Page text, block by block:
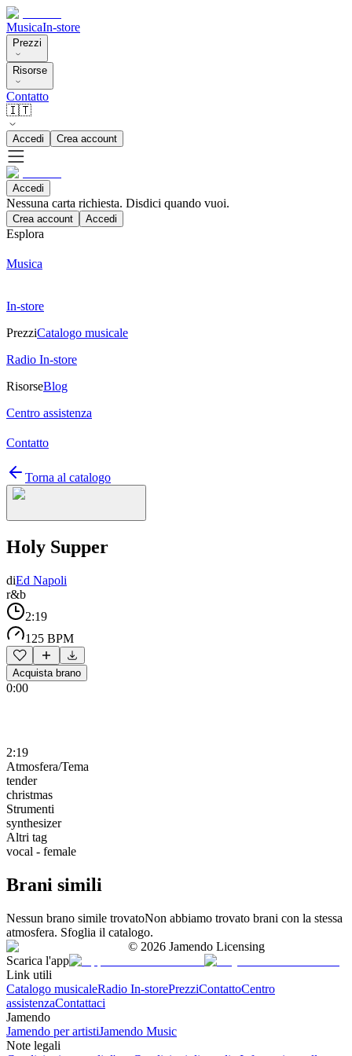
MusicaIn-store
Prezzi
Risorse
Contatto
🇮🇹
Accedi Crea account
Accedi
Nessuna carta richiesta. Disdici quando vuoi.
Crea account Accedi
Esplora
Musica
In-store
PrezziCatalogo musicale
Radio In-store
RisorseBlog
Centro assistenza
Contatto
Torna al catalogo
Holy Supper
diEd Napoli
r&b
2:19
125 BPM
Acquista brano
0:00
2:19
Atmosfera/Tema
tender
christmas
Strumenti
synthesizer
Altri tag
vocal - female
Brani simili
Nessun brano simile trovatoNon abbiamo trovato brani con la stessa
atmosfera. Sfoglia il catalogo.
© 2026 Jamendo Licensing
Scarica l'app
Link utili
Catalogo musicaleRadio In-storePrezziContattoCentro
assistenzaContattaci
Jamendo
Jamendo per artistiJamendo Music
Note legali